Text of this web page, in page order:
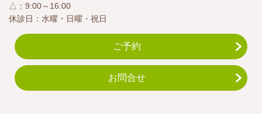
△：9:00～16:00
休診日：水曜・日曜・祝日
ご予約
お問合せ